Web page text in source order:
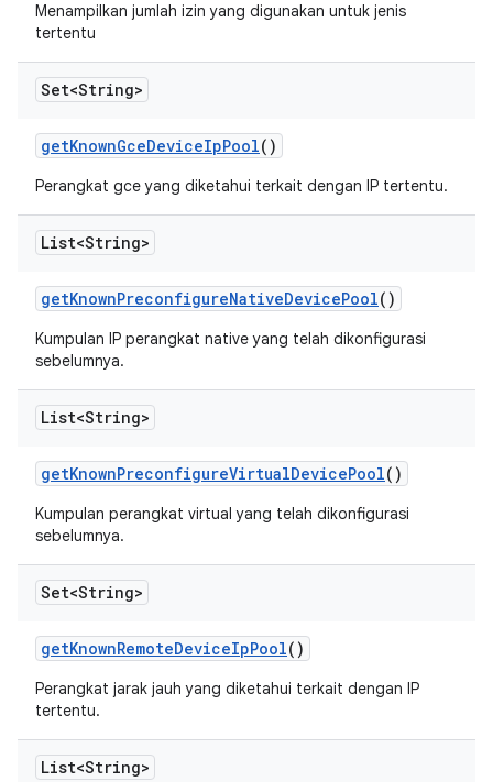
Menampilkan jumlah izin yang digunakan untuk jenis
tertentu
Set<String>
getKnownGceDeviceIpPool()
Perangkat gce yang diketahui terkait dengan IP tertentu.
List<String>
getKnownPreconfigureNativeDevicePool()
Kumpulan IP perangkat native yang telah dikonfigurasi
sebelumnya.
List<String>
getKnownPreconfigureVirtualDevicePool()
Kumpulan perangkat virtual yang telah dikonfigurasi
sebelumnya.
Set<String>
getKnownRemoteDeviceIpPool()
Perangkat jarak jauh yang diketahui terkait dengan IP
tertentu.
List<String>